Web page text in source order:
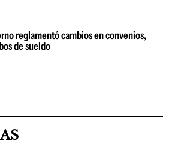
reglamentó cambios en convenios,
de sueldo